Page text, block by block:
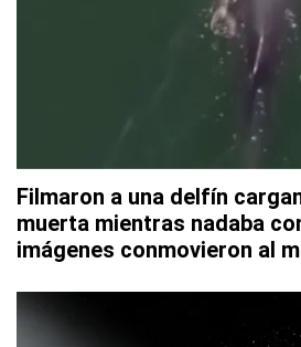
Filmaron a una delfín
muerta mientras nadaba
imágenes conmovieron al